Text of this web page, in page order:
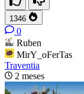
1346
0
Ruben
MirY_oFerTas
Traventia
2 meses